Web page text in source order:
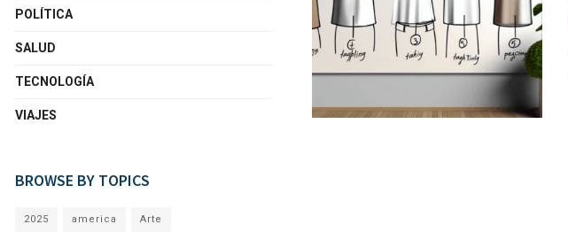
POLÍTICA
SALUD
TECNOLOGÍA
VIAJES
BROWSE BY TOPICS
2025 america Arte